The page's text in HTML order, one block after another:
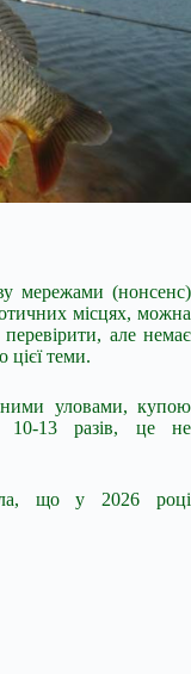
мережами (нонсенс)
місцях, можна
але немає
теми.
уловами, купою
10-13 разів, це не
що у 2026 році